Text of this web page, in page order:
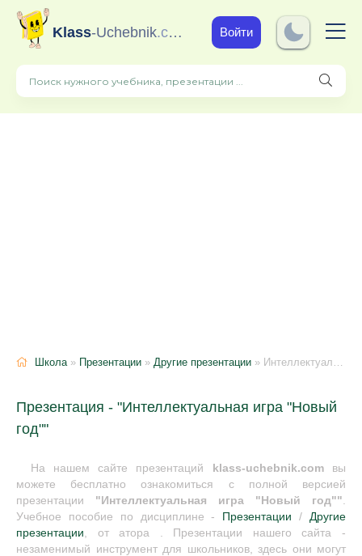
Klass-Uchebnik.com Войти
Школа» Презентации » Другие презентации » Интеллектуальная игра "Новый год"
Презентация - "Интеллектуальная игра "Новый
год""
На нашем сайте презентаций klass-uchebnik.comвы
можете бесплатно ознакомиться с полной версией
презентации "Интеллектуальная игра "Новый год"".
Учебное пособие по дисциплине -
Презентации /Другие
презентации, от атора . Презентации нашего сайта -
незаменимый инструмент для школьников, здесь они могут